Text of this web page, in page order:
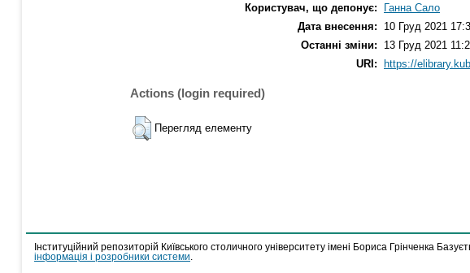
Користувач, що депонує:
Ганна Сало
Дата внесення:
10 Груд 2021
Останні зміни:
13 Груд 2021
URI:
https://
Actions (login required)
Перегляд елементу
Інституційний репозиторій Київського столичного університету імені Бориса Грінченка
інформація і розробники системи